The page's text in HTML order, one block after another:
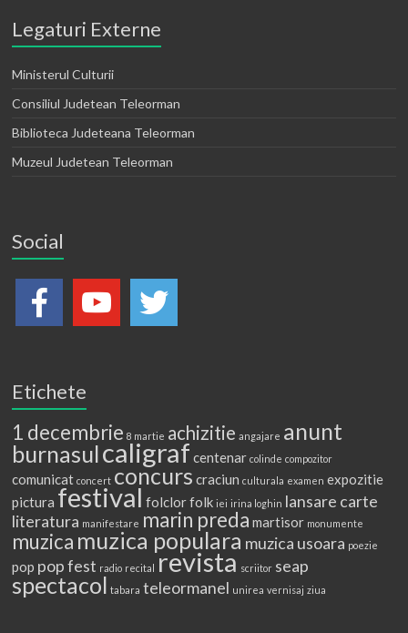
Legaturi Externe
Ministerul Culturii
Consiliul Judetean Teleorman
Biblioteca Judeteana Teleorman
Muzeul Judetean Teleorman
Social
Etichete
1 decembrie 8 martie achizitie angajare anunt
burnasulcaligraf centenar colinde compozitor
comunicat concert concurs craciun culturala examen expozitie
pictura festival folclorfolk iei irina loghin lansare carte
literatura manifestare marin preda martisor monumente
muzica muzica populara muzica usoara poezie
pop pop fest radio recital revista scriitor seap
spectacol tabara teleormanel unirea vernisaj ziua